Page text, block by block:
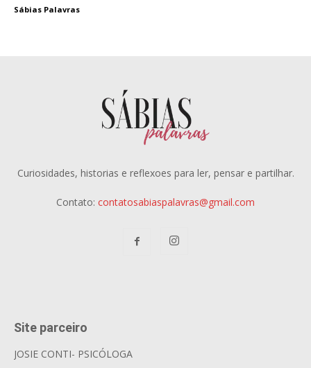
Sábias Palavras
Curiosidades, historias e reflexoes para ler, pensar e partilhar.
Contato: contatosabiaspalavras@gmail.com
Site parceiro
JOSIE CONTI- PSICÓLOGA